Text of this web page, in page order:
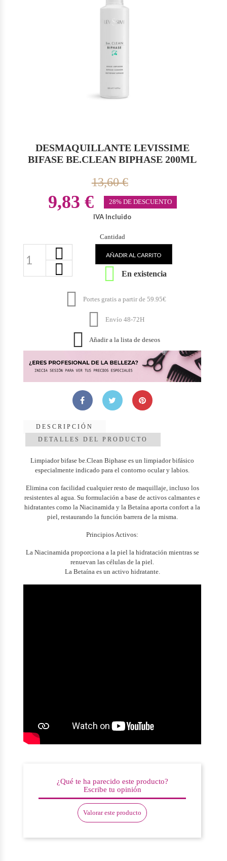
DESMAQUILLANTE LEVISSIME
BIFASE BE.CLEAN BIPHASE 200ML
13,60 €
9,83 € 28% DE DESCUENTO
IVA Incluido
Cantidad
AÑADIR AL CARRITO
 En existencia
 Portes gratis a partir de 59.95€
 Envío 48-72H
 Añadir a la lista de deseos
DESCRIPCIÓN
DETALLES DEL PRODUCTO
Limpiador bifase be.Clean Biphase es un limpiador bifásico
especialmente indicado para el contorno ocular y labios.
Elimina con facilidad cualquier resto de maquillaje, incluso los
resistentes al agua. Su formulación a base de activos calmantes e
hidratantes como la Niacinamida y la Betaína aporta confort a la
piel, restaurando la función barrera de la misma.
Principios Activos:
La Niacinamida proporciona a la piel la hidratación mientras se
renuevan las células de la piel.
La Betaína es un activo hidratante.
¿Qué te ha parecido este producto?
Escribe tu opinión
Valorar este producto